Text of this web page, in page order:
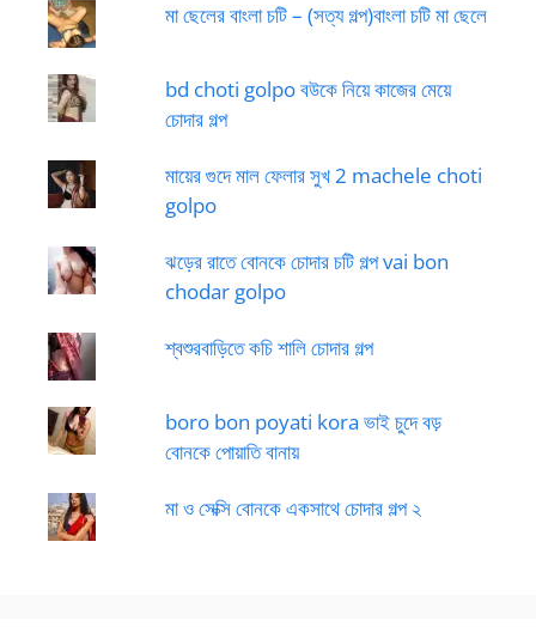
মা ছেলের বাংলা চটি – (সত্য গল্প)বাংলা চটি মা ছেলে
bd choti golpo বউকে নিয়ে কাজের মেয়ে
চোদার গল্প
মায়ের গুদে মাল ফেলার সুখ 2 machele choti
golpo
ঝড়ের রাতে বোনকে চোদার চটি গল্প vai bon
chodar golpo
শ্বশুরবাড়িতে কচি শালি চোদার গল্প
boro bon poyati kora ভাই চুদে বড়
বোনকে পোয়াতি বানায়
মা ও সেক্সি বোনকে একসাথে চোদার গল্প ২